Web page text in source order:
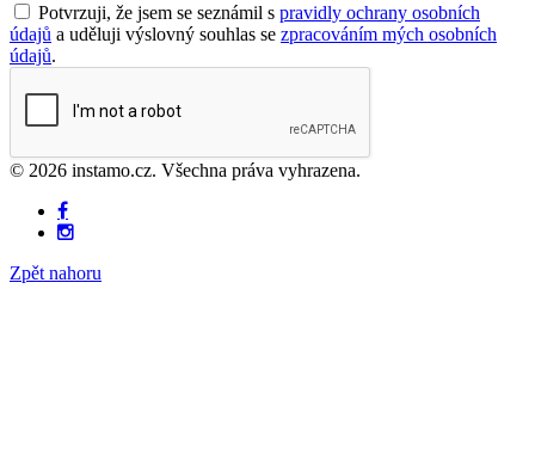
Potvrzuji, že jsem se seznámil s pravidly ochrany osobních
údajů a uděluji výslovný souhlas se zpracováním mých osobních
údajů.
© 2026 instamo.cz. Všechna práva vyhrazena.
Zpět nahoru